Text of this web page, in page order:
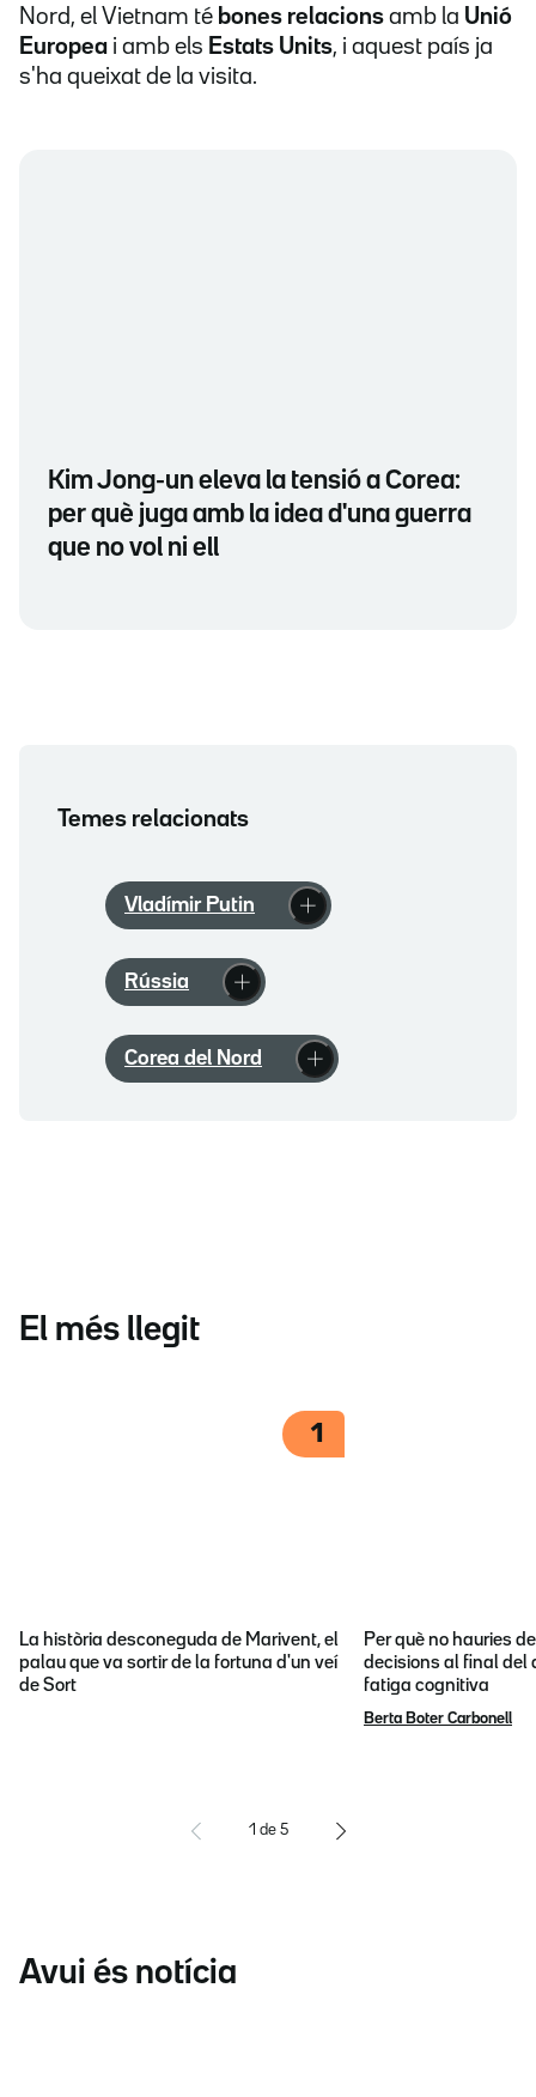
Nord, el Vietnam té bones relacions amb la Unió
Europea i amb els Estats Units, i aquest país ja
s'ha queixat de la visita.
Kim Jong-un eleva la tensió a Corea:
per què juga amb la idea d'una guerra
que no vol ni ell
Temes relacionats
Vladímir Putin
Rússia
Corea del Nord
El més llegit
1
La història desconeguda de Marivent, el
palau que va sortir de la fortuna d'un veí
de Sort
Per què no hauries
decisions al final del
fatiga cognitiva
Berta Boter Carbonell
1 de 5
Avui és notícia